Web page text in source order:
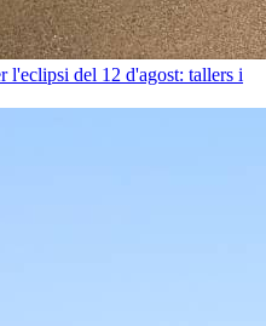
l'eclipsi del 12 d'agost: tallers i